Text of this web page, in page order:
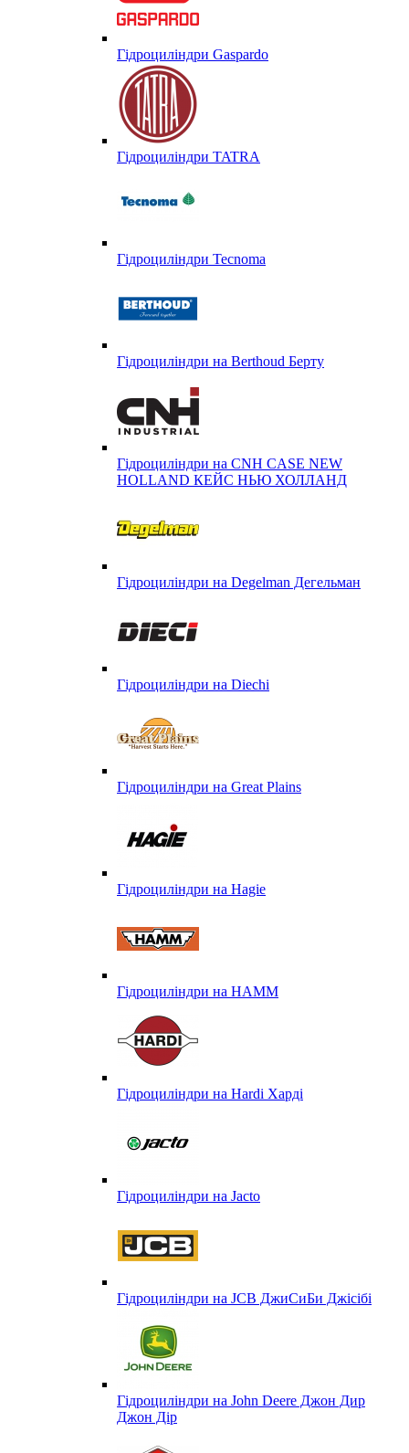
Гідроциліндри Gaspardo
Гідроциліндри TATRA
Гідроциліндри Tecnoma
Гідроциліндри на Berthoud Берту
Гідроциліндри на CNH CASE NEW
HOLLAND КЕЙС НЬЮ ХОЛЛАНД
Гідроциліндри на Degelman Дегельман
Гідроциліндри на Diechi
Гідроциліндри на Great Plains
Гідроциліндри на Hagie
Гідроциліндри на HAMM
Гідроциліндри на Hardi Харді
Гідроциліндри на Jacto
Гідроциліндри на JCB ДжиСиБи Джісібі
Гідроциліндри на John Deere Джон Дир
Джон Дір